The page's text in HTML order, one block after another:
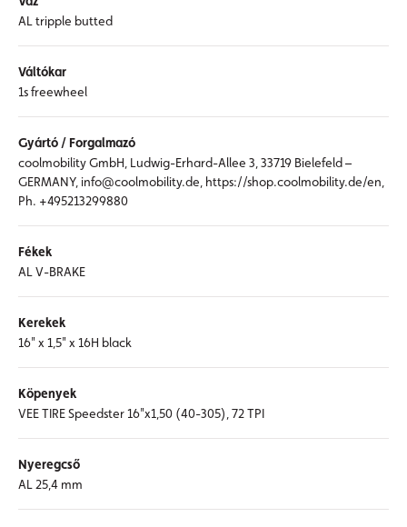
AL tripple butted
Váltókar
1s freewheel
Gyártó / Forgalmazó
coolmobility GmbH, Ludwig-Erhard-Allee 3, 33719 Bielefeld –
GERMANY, info@coolmobility.de, https://shop.coolmobility.de/en,
Ph. +495213299880
Fékek
AL V-BRAKE
Kerekek
16" x 1,5" x 16H black
Köpenyek
VEE TIRE Speedster 16"x1,50 (40-305), 72 TPI
Nyeregcső
AL 25,4 mm